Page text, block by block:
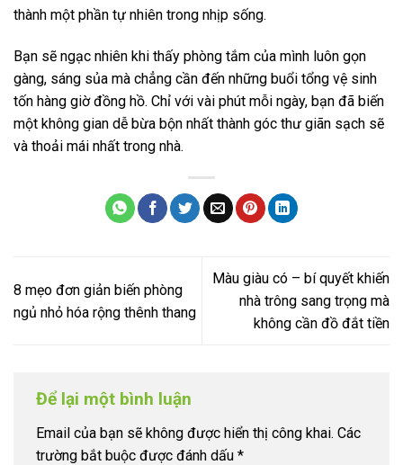
thành một phần tự nhiên trong nhịp sống.
Bạn sẽ ngạc nhiên khi thấy phòng tắm của mình luôn gọn
gàng, sáng sủa mà chẳng cần đến những buổi tổng vệ sinh
tốn hàng giờ đồng hồ. Chỉ với vài phút mỗi ngày, bạn đã biến
một không gian dễ bừa bộn nhất thành góc thư giãn sạch sẽ
và thoải mái nhất trong nhà.
8 mẹo đơn giản biến phòng
ngủ nhỏ hóa rộng thênh thang
Màu giàu có – bí quyết khiến
nhà trông sang trọng mà
không cần đồ đắt tiền
Để lại một bình luận
Email của bạn sẽ không được hiển thị công khai. Các
trường bắt buộc được đánh dấu *